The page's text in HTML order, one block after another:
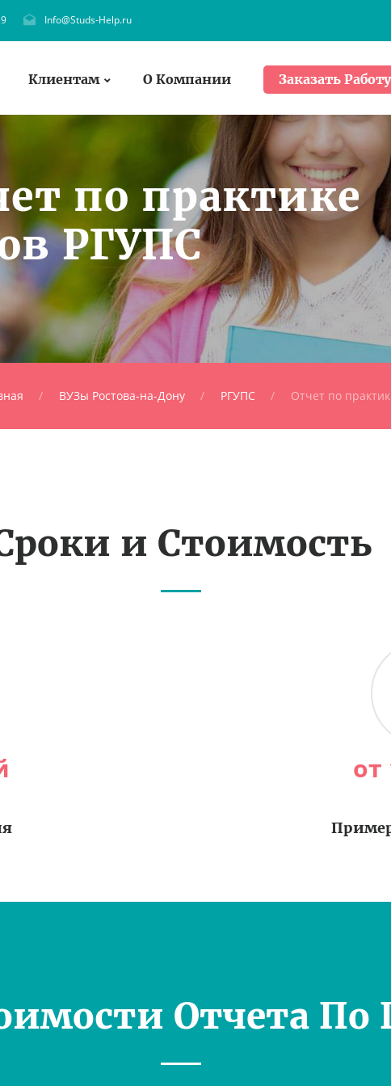
Info@Studs-Help.ru
Клиентам О Компании Заказать Работу
по практике
РГУПС
ВУЗы Ростова-на-Дону РГУПС Отчет по
и Стоимость
от
Отчета По